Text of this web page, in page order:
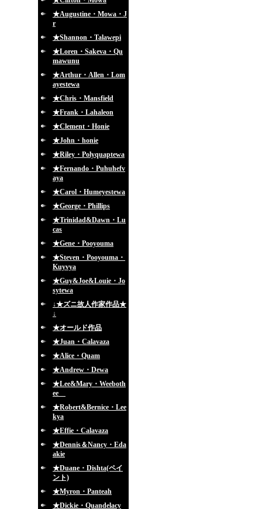
★Augustine・Mowa・J
r
★Shannon・Talawepi
★Loren・Sakeva・Qu
mawunu
★Arthur・Allen・Lom
ayestewa
★Chris・Mansfield
★Frank・Lahaleon
★Clement・Honie
★John・honie
★Riley・Polyquaptewa
★Fernando・Puhuhefv
aya
★Carol・Humeyestewa
★George・Phillips
★Trinidad&Dawn・Lu
cas
★Gene・Pooyouma
★Steven・Pooyouma・
Kuyvya
★Guy&Joe&Louie・Jo
sytewa
↓★ズニ故人作家作品★
↓
★オールド作品
★Juan・Calavaza
★Alice・Quam
★Andrew・Dewa
★Lee&Mary・Weeboth
ee
★Robert&Bernice・Lee
kya
★Effie・Calavaza
★Dennis＆Nancy・Eda
akie
★Duane・Dishta(ペイ
ント)
★Myron・Panteah
★Dickie・Quandelacy